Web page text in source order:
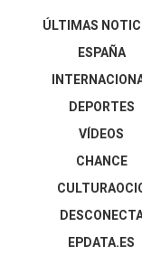
ÚLTIMAS
ESPAÑA
DEPORTES
VÍDEOS
CHANCE
EPDATA.ES